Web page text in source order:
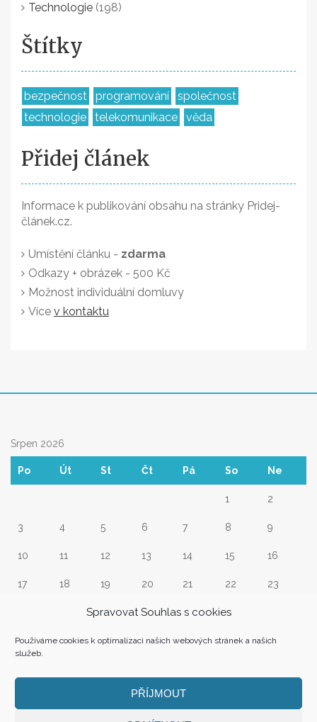
Spravovat Souhlas s cookies
Používáme cookies k optimalizaci našich webových stránek a našich
služeb.
PŘÍJMOUT
Technologie (198)
Štítky
bezpečnost programování
společnost
technologie
telekomunikace věda
Přidej článek
Informace k publikování obsahu na stránky Pridej-
článek.cz.
Umístění článku - zdarma
Odkazy + obrázek - 500 Kč
Možnost individuální domluvy
Více v kontaktu
Srpen 2026
Po Út St Čt Pá So Ne
1 2
3 4 5 6 7 8 9
10 11 12 13 14 15 16
17 18 19 20 21 22 23
26 27 28 29
31
« Srp